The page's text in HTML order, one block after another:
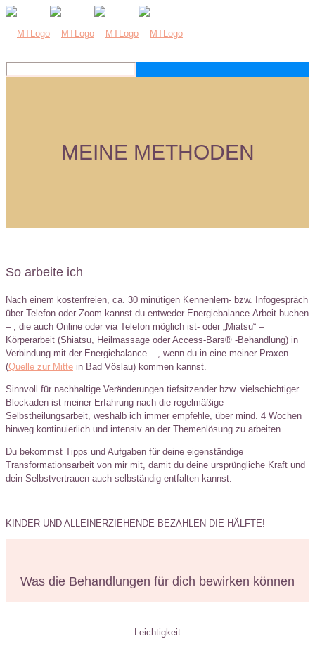
MEINE METHODEN
So arbeite ich
Nach einem kostenfreien, ca. 30 minütigen Kennenlern- bzw. Infogespräch
über Telefon oder Zoom kannst du entweder Energiebalance-Arbeit buchen
– , die auch Online oder via Telefon möglich ist- oder „Miatsu“ –
Körperarbeit (Shiatsu, Heilmassage oder Access-Bars® -Behandlung) in
Verbindung mit der Energiebalance – , wenn du in eine meiner Praxen
(Quelle zur Mitte in Bad Vöslau) kommen kannst.
Sinnvoll für nachhaltige Veränderungen tiefsitzender bzw. vielschichtiger
Blockaden ist meiner Erfahrung nach die regelmäßige
Selbstheilungsarbeit, weshalb ich immer empfehle, über mind. 4 Wochen
hinweg kontinuierlich und intensiv an der Themenlösung zu arbeiten.
Du bekommst Tipps und Aufgaben für deine eigenständige
Transformationsarbeit von mir mit, damit du deine ursprüngliche Kraft und
dein Selbstvertrauen auch selbständig entfalten kannst.
KINDER UND ALLEINERZIEHENDE BEZAHLEN DIE HÄLFTE!
Was die Behandlungen für dich bewirken können
Leichtigkeit